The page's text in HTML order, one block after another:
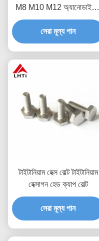
M8 M10 M12 অ্যানোডাইজিং
ফাস্টেনার
সেরা মূল্য পান
টাইটানিয়াম হেক্স বোল্ট টাইটানিয়াম
হেক্সাগন হেড ক্যাপ বোল্ট
সেরা মূল্য পান